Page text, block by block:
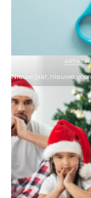
Nieuw jaar, nieuwe